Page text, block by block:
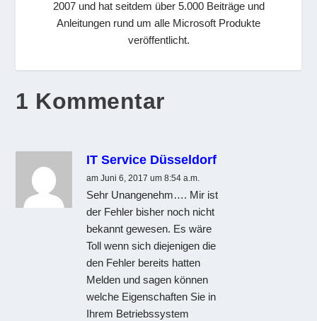
2007 und hat seitdem über 5.000 Beiträge und
Anleitungen rund um alle Microsoft Produkte
veröffentlicht.
1 Kommentar
IT Service Düsseldorf
am Juni 6, 2017 um 8:54 a.m.
Sehr Unangenehm…. Mir ist
der Fehler bisher noch nicht
bekannt gewesen. Es wäre
Toll wenn sich diejenigen die
den Fehler bereits hatten
Melden und sagen können
welche Eigenschaften Sie in
Ihrem Betriebssystem